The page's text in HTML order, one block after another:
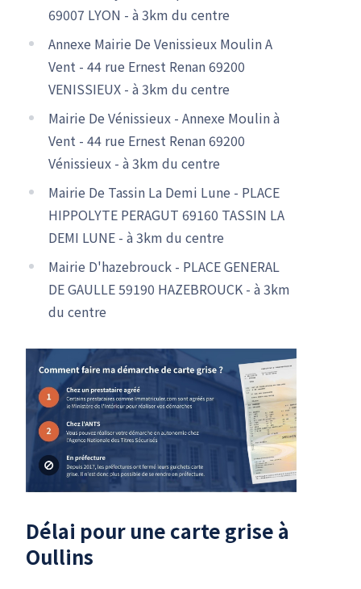
69007 LYON - à 3km du centre
Annexe Mairie De Venissieux Moulin A
Vent - 44 rue Ernest Renan 69200
VENISSIEUX - à 3km du centre
Mairie De Vénissieux - Annexe Moulin à
Vent - 44 rue Ernest Renan 69200
Vénissieux - à 3km du centre
Mairie De Tassin La Demi Lune - PLACE
HIPPOLYTE PERAGUT 69160 TASSIN LA
DEMI LUNE - à 3km du centre
Mairie D'hazebrouck - PLACE GENERAL
DE GAULLE 59190 HAZEBROUCK - à 3km
du centre
Délai pour une carte grise à
Oullins